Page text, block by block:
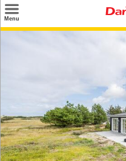
Menu
Service
Kontakt